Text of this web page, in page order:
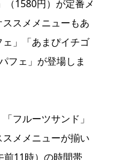
（1580円）が定番メ
スメメニューもあ
」「あまぴイチゴ
フェ」が登場しま
フルーツサンド」
メメニューが揃い
前11時）の時間帯